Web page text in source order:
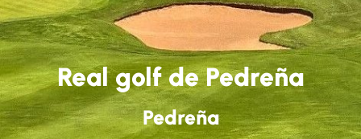
Real golf de Pedreña
Pedreña